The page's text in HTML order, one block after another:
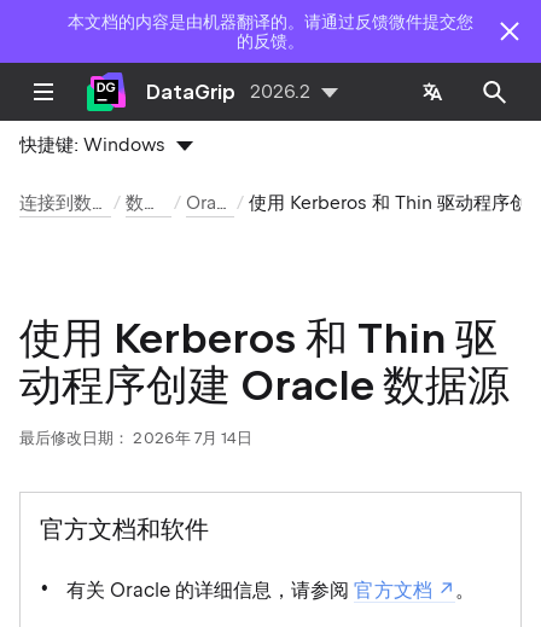
本文档的内容是由机器翻译的。请通过反馈微件提交您
的反馈。
DataGrip 2026.2
快捷键:Windows
连接到数据库 数据源 Oracle
使用 Kerberos 和 Thin 驱
动程序创建 Oracle 数据源
最后修改日期： 2026年 7月 14日
官方文档和软件
有关 Oracle 的详细信息，请参阅官方文档 。